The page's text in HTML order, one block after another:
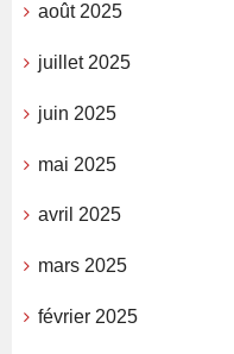
août 2025
juillet 2025
juin 2025
mai 2025
avril 2025
mars 2025
février 2025